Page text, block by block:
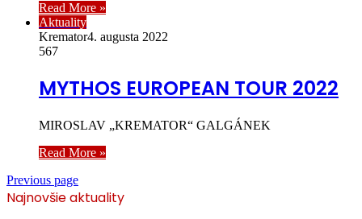
Read More »
Aktuality
Kremator4. augusta 2022
567
MYTHOS EUROPEAN TOUR 2022
MIROSLAV „KREMATOR“ GALGÁNEK
Read More »
Previous page
Najnovšie aktuality